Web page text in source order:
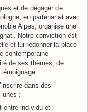
et de dégager de
en partenariat avec
Alpes, organise une
Notre conviction est
et lui redonner la place
contemporaine
de ses thèmes, de
dans des
unes :
individu et